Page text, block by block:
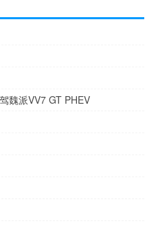
魏派VV7 GT PHEV